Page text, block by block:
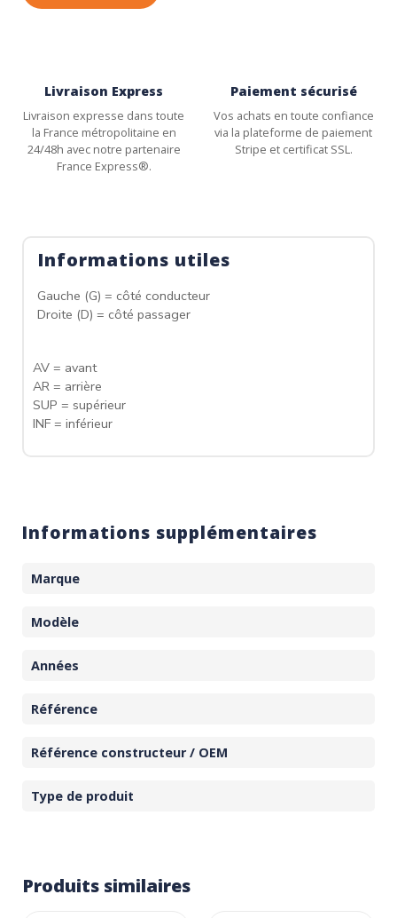
Livraison Express
Livraison expresse dans toute
la France métropolitaine en
24/48h avec notre partenaire
France Express®.
Paiement sécurisé
Vos achats en toute confiance
via la plateforme de paiement
Stripe et certificat SSL.
Informations utiles
Gauche (G) = côté conducteur
Droite (D) = côté passager
AV = avant
AR = arrière
SUP = supérieur
INF = inférieur
Informations supplémentaires
Marque
Modèle
Années
Référence
Référence constructeur / OEM
Type de produit
Produits similaires